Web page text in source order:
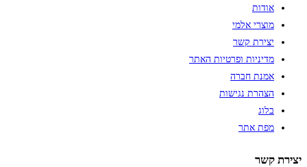
אודות
מוצרי אלמי
יצירת קשר
מדיניות ופרטיות האתר
אמנת חברה
הצהרת נגישות
בלוג
מפת אתר
יצירת קשר